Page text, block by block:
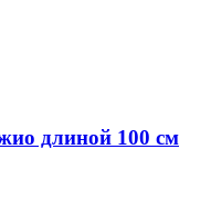
длиной 100 см